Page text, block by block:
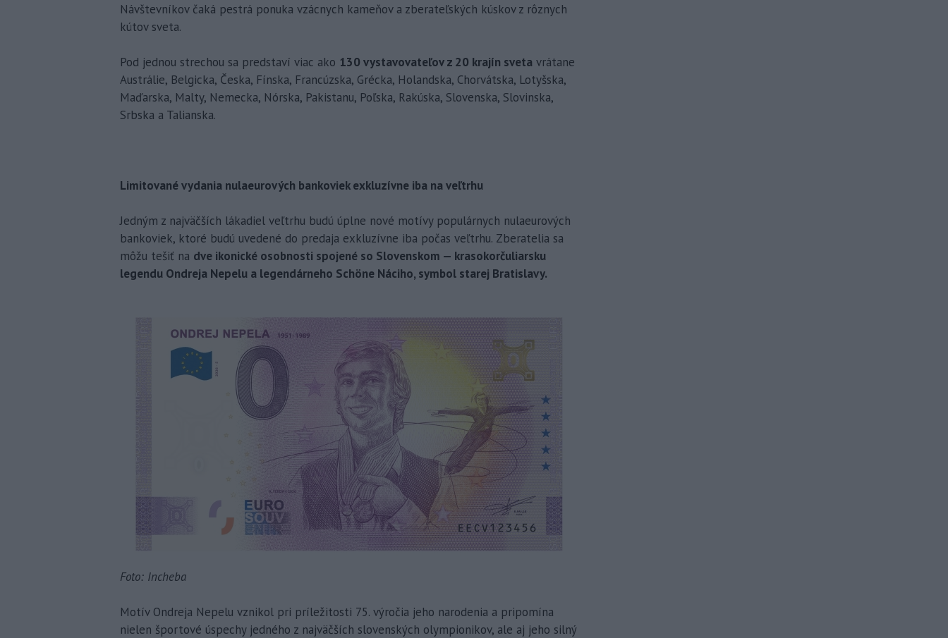
Návštevníkov čaká pestrá ponuka vzácnych kameňov a zberateľských kúskov z rôznych
kútov sveta.
Pod jednou strechou sa predstaví viac ako 130 vystavovateľov z 20 krajín sveta vrátane
Austrálie, Belgicka, Česka, Fínska, Francúzska, Grécka, Holandska, Chorvátska, Lotyšska,
Maďarska, Malty, Nemecka, Nórska, Pakistanu, Poľska, Rakúska, Slovenska, Slovinska,
Srbska a Talianska.
Limitované vydania nulaeurových bankoviek exkluzívne iba na veľtrhu
Jedným z najväčších lákadiel veľtrhu budú úplne nové motívy populárnych nulaeurových
bankoviek, ktoré budú uvedené do predaja exkluzívne iba počas veľtrhu. Zberatelia sa
môžu tešiť na dve ikonické osobnosti spojené so Slovenskom — krasokorčuliarsku
legendu Ondreja Nepelu a legendárneho Schöne Náciho, symbol starej Bratislavy.
Foto: Incheba
Motív Ondreja Nepelu vznikol pri príležitosti 75. výročia jeho narodenia a pripomína
nielen športové úspechy jedného z najväčších slovenských olympionikov, ale aj jeho silný